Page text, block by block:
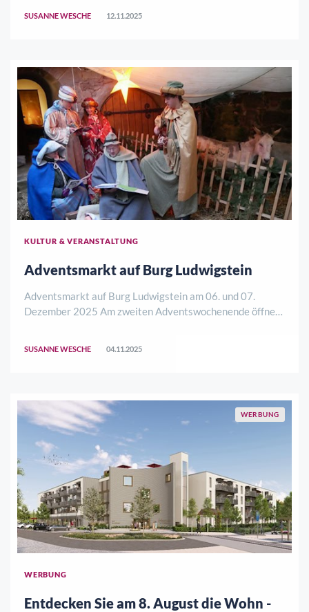
SUSANNE WESCHE 12.11.2025
KULTUR & VERANSTALTUNG
Adventsmarkt auf Burg Ludwigstein
Adventsmarkt auf Burg Ludwigstein am 06. und 07.
Dezember 2025 Am zweiten Adventswochenende öffnet
SUSANNE WESCHE 04.11.2025
WERBUNG
WERBUNG
Entdecken Sie am 8. August die Wohn -